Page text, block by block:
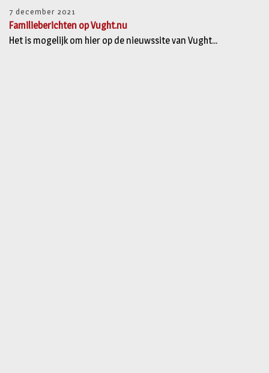
7 december 2021
Familieberichten op Vught.nu
Het is mogelijk om hier op de nieuwssite van Vught...